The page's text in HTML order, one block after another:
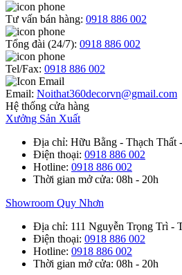
Tư vấn bán hàng: 0918 886 002
Tổng đài (24/7): 0918 886 002
Tel/Fax: 0918 886 002
Email: Noithat360decorvn@gmail.com
Hệ thống cửa hàng
Xưởng Sản Xuất
Địa chỉ: Hữu Bằng - Thạch Thất
Điện thoại: 0918 886 002
Hotline: 0918 886 002
Thời gian mở cửa: 08h - 20h
Showroom Quy Nhơn
Địa chỉ: 111 Nguyễn Trọng Trì -
Điện thoại: 0918 886 002
Hotline: 0918 886 002
Thời gian mở cửa: 08h - 20h